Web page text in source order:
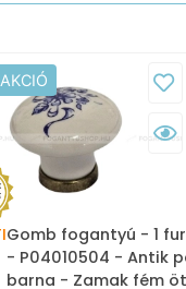
Gomb fogantyú - 1
- P04010504 - Antik
barna - Zamak fém